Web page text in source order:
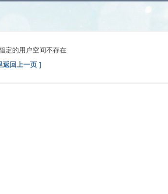
定的用户空间不存在
返回上一页 ]